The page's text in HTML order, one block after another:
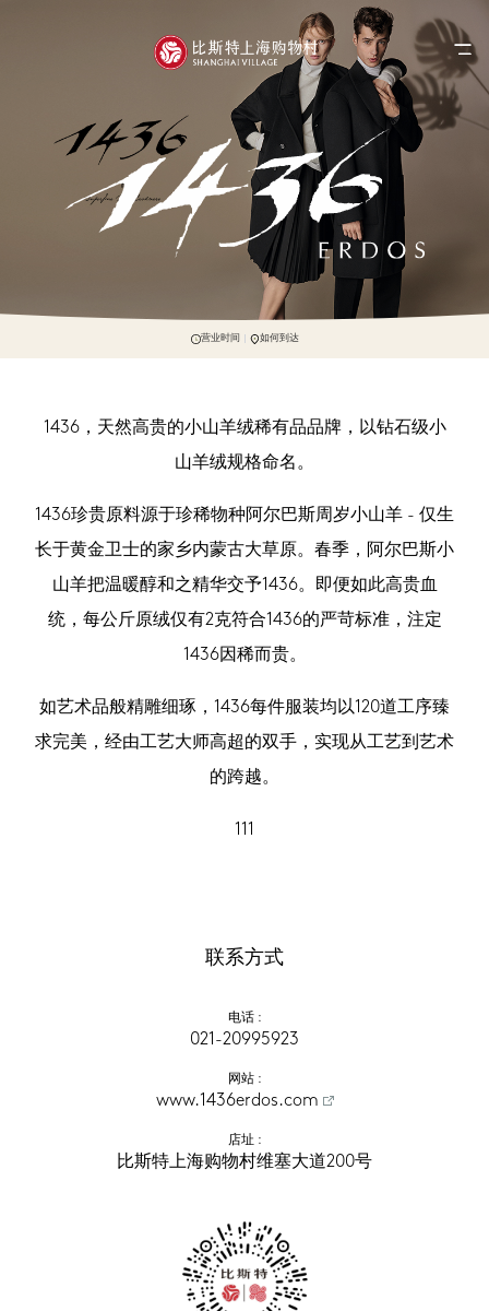
营业时间 如何到达
1436，天然高贵的小山羊绒稀有品品牌，以钻石级小
山羊绒规格命名。
1436珍贵原料源于珍稀物种阿尔巴斯周岁小山羊 - 仅生
长于黄金卫士的家乡内蒙古大草原。春季，阿尔巴斯小
山羊把温暖醇和之精华交予1436。即便如此高贵血
统，每公斤原绒仅有2克符合1436的严苛标准，注定
1436因稀而贵。
如艺术品般精雕细琢，1436每件服装均以120道工序臻
求完美，经由工艺大师高超的双手，实现从工艺到艺术
的跨越。
111
联系方式
电话 :
021-20995923
网站 :
www.1436erdos.com
店址 :
比斯特上海购物村维塞大道200号